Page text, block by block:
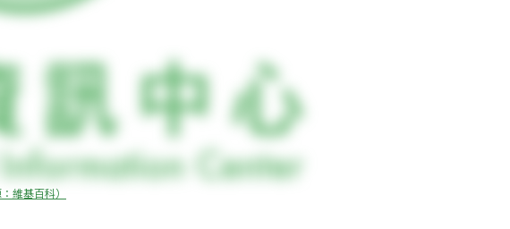
維基百科）